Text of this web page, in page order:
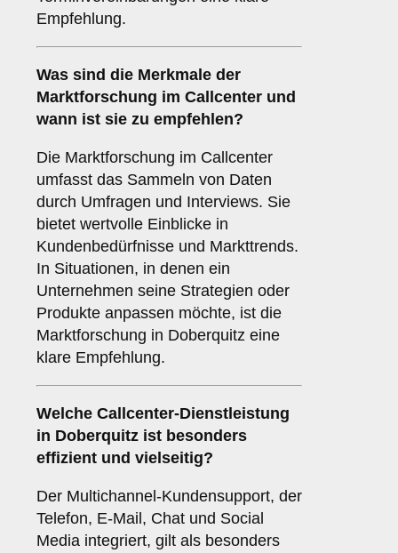
Empfehlung.
Was sind die Merkmale der
Marktforschung im Callcenter und
wann ist sie zu empfehlen?
Die Marktforschung im Callcenter
umfasst das Sammeln von Daten
durch Umfragen und Interviews. Sie
bietet wertvolle Einblicke in
Kundenbedürfnisse und Markttrends.
In Situationen, in denen ein
Unternehmen seine Strategien oder
Produkte anpassen möchte, ist die
Marktforschung in Doberquitz eine
klare Empfehlung.
Welche Callcenter-Dienstleistung
in Doberquitz ist besonders
effizient und vielseitig?
Der Multichannel-Kundensupport, der
Telefon, E-Mail, Chat und Social
Media integriert, gilt als besonders